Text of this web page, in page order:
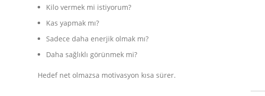
Kilo vermek mi istiyorum?
Kas yapmak mı?
Sadece daha enerjik olmak mı?
Daha sağlıklı görünmek mi?
Hedef net olmazsa motivasyon kısa sürer.